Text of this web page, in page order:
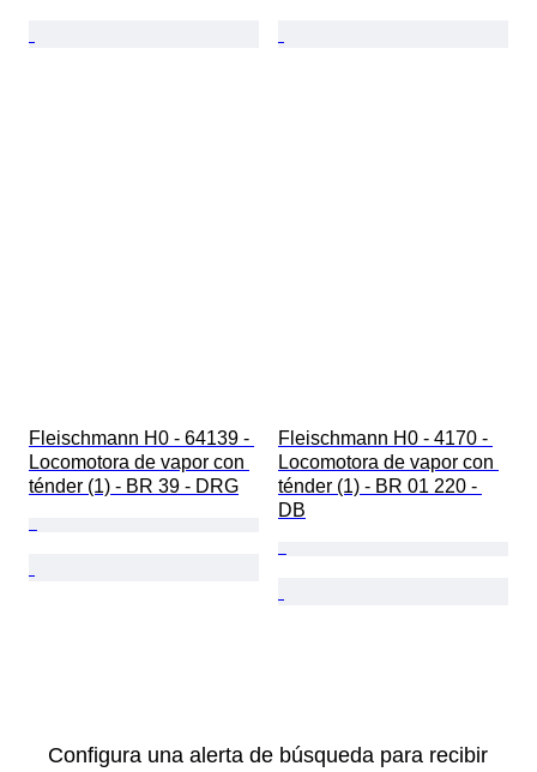
Fleischmann H0 - 64139 -
Locomotora de vapor con
ténder (1) - BR 39 - DRG
Fleischmann H0 - 4170 -
Locomotora de vapor con
ténder (1) - BR 01 220 -
DB
Configura una alerta de búsqueda para recibir